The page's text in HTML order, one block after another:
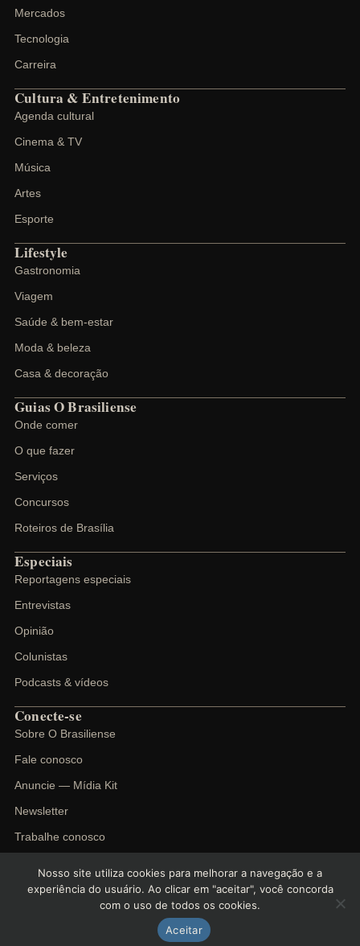
Mercados
Tecnologia
Carreira
Cultura & Entretenimento
Agenda cultural
Cinema & TV
Música
Artes
Esporte
Lifestyle
Gastronomia
Viagem
Saúde & bem-estar
Moda & beleza
Casa & decoração
Guias O Brasiliense
Onde comer
O que fazer
Serviços
Concursos
Roteiros de Brasília
Especiais
Reportagens especiais
Entrevistas
Opinião
Colunistas
Podcasts & vídeos
Conecte-se
Sobre O Brasiliense
Fale conosco
Anuncie — Mídia Kit
Newsletter
Trabalhe conosco
O Brasiliense. Todos os direitos reservados.
Termos de uso Cookies
Nosso site utiliza cookies para melhorar a navegação e a
experiência do usuário. Ao clicar em "aceitar", você concorda
com o uso de todos os cookies.
Aceitar